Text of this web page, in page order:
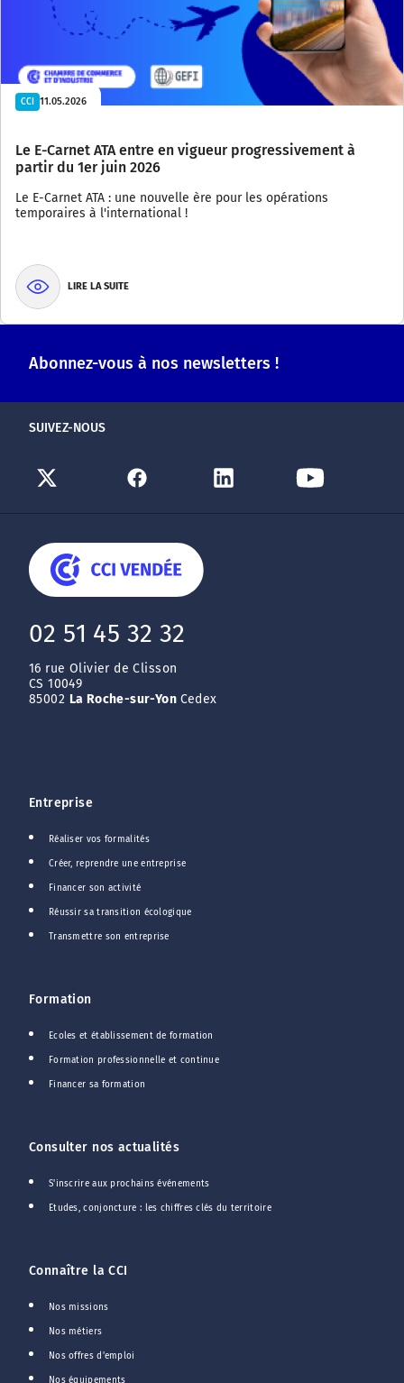
CCI 11.05.2026
Le E-Carnet ATA entre en vigueur progressivement à
partir du 1er juin 2026
Le E-Carnet ATA : une nouvelle ère pour les opérations
temporaires à l'international !
LIRE LA SUITE
Abonnez-vous à nos newsletters !
SUIVEZ-NOUS
02 51 45 32 32
16 rue Olivier de Clisson
CS 10049
85002 La Roche-sur-Yon Cedex
Entreprise
Réaliser vos formalités
Créer, reprendre une entreprise
Financer son activité
Réussir sa transition écologique
Transmettre son entreprise
Formation
Ecoles et établissement de formation
Formation professionnelle et continue
Financer sa formation
Consulter nos actualités
S'inscrire aux prochains événements
Etudes, conjoncture : les chiffres clés du territoire
Connaître la CCI
Nos missions
Nos métiers
Nos offres d'emploi
Nos équipements